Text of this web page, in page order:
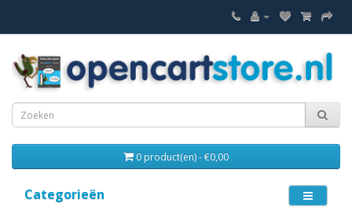
0 product(en) - €0,00
Categorieën